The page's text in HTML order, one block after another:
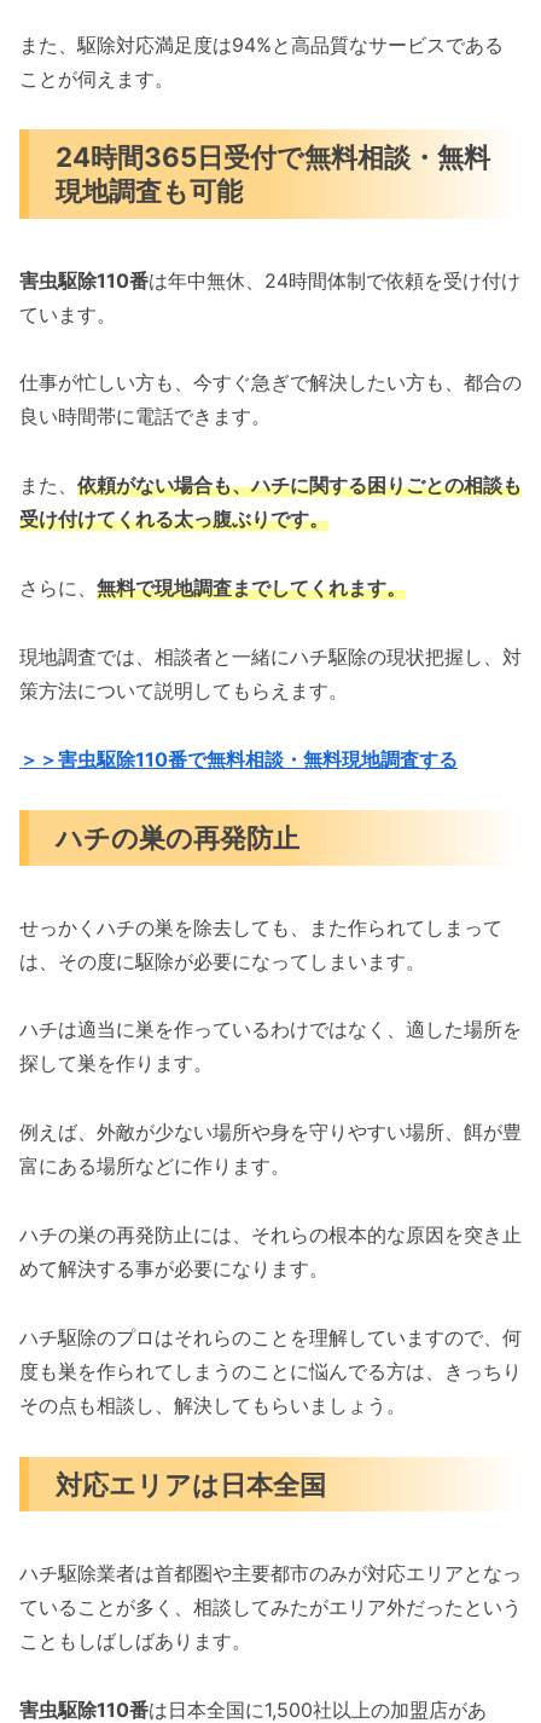
また、駆除対応満足度は94%と高品質なサービスである
ことが伺えます。
24時間365日受付で無料相談・無料
現地調査も可能
害虫駆除110番は年中無休、24時間体制で依頼を受け付け
ています。
仕事が忙しい方も、今すぐ急ぎで解決したい方も、都合の
良い時間帯に電話できます。
また、 依頼がない場合も、ハチに関する困りごとの相談も
受け付けてくれる太っ腹ぶりです。
さらに、 無料で現地調査までしてくれます。
現地調査では、相談者と一緒にハチ駆除の現状把握し、対
策方法について説明してもらえます。
＞＞害虫駆除110番で無料相談・無料現地調査する
ハチの巣の再発防止
せっかくハチの巣を除去しても、また作られてしまって
は、その度に駆除が必要になってしまいます。
ハチは適当に巣を作っているわけではなく、適した場所を
探して巣を作ります。
例えば、外敵が少ない場所や身を守りやすい場所、餌が豊
富にある場所などに作ります。
ハチの巣の再発防止には、それらの根本的な原因を突き止
めて解決する事が必要になります。
ハチ駆除のプロはそれらのことを理解していますので、何
度も巣を作られてしまうのことに悩んでる方は、きっちり
その点も相談し、解決してもらいましょう。
対応エリアは日本全国
ハチ駆除業者は首都圏や主要都市のみが対応エリアとなっ
ていることが多く、相談してみたがエリア外だったという
こともしばしばあります。
害虫駆除110番は日本全国に1,500社以上の加盟店があ